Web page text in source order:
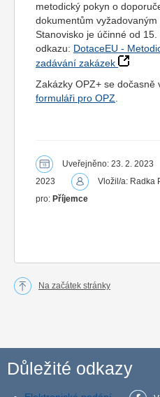
metodický pokyn o
dokumentům vyžadovaným
Stanovisko je účinné od
odkazu: DotaceEU -
zadávání zakázek
Zakázky OPZ+ se dočasně
formuláři pro OPZ
Uveřejněno: 23. 2. 2023
2023
Vložil/a: Radka
pro: Příjemce
Na začátek stránky
Důležité odkazy